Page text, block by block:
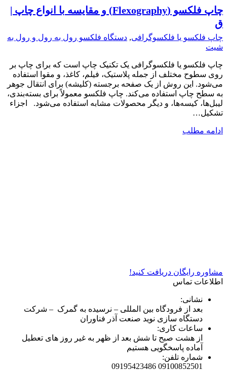
چاپ فلکسو (Flexography) و مقایسه با انواع چاپ |
ق
چاپ فلکسو یا فلکسوگرافی, دستگاه فلکسو رول به رول و رول به
شیت
چاپ فلکسو یا فلکسوگرافی یک تکنیک چاپ است که برای چاپ بر
روی سطوح مختلف از جمله پلاستیک، فیلم، کاغذ، و مقوا استفاده
می‌شود. این روش از یک صفحه برجسته (کلیشه) برای انتقال جوهر
به سطح چاپ استفاده می‌کند. چاپ فلکسو معمولاً برای بسته‌بندی،
لیبل‌ها، کیسه‌ها، و دیگر محصولات مشابه استفاده می‌شود. اجزاء
تشکیل…
ادامه مطلب
مشاوره رایگان دریافت کنید!
اطلاعات تماس
نشانی:
بعد از فرودگاه بین المللی – نرسیده به گمرک – شرکت
دستگاه سازی نوید صنعت آذر فناوران
ساعات کاری:
از هشت صبح تا شش بعد از ظهر به غیر روز های تعطیل
آماده پاسخگویی هستیم
شماره تلفن:
09100852501 09195423486